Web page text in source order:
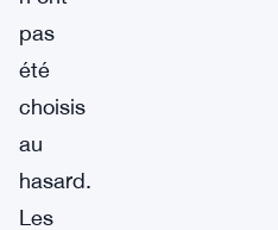
pas
été
choisis
au
hasard.
Les